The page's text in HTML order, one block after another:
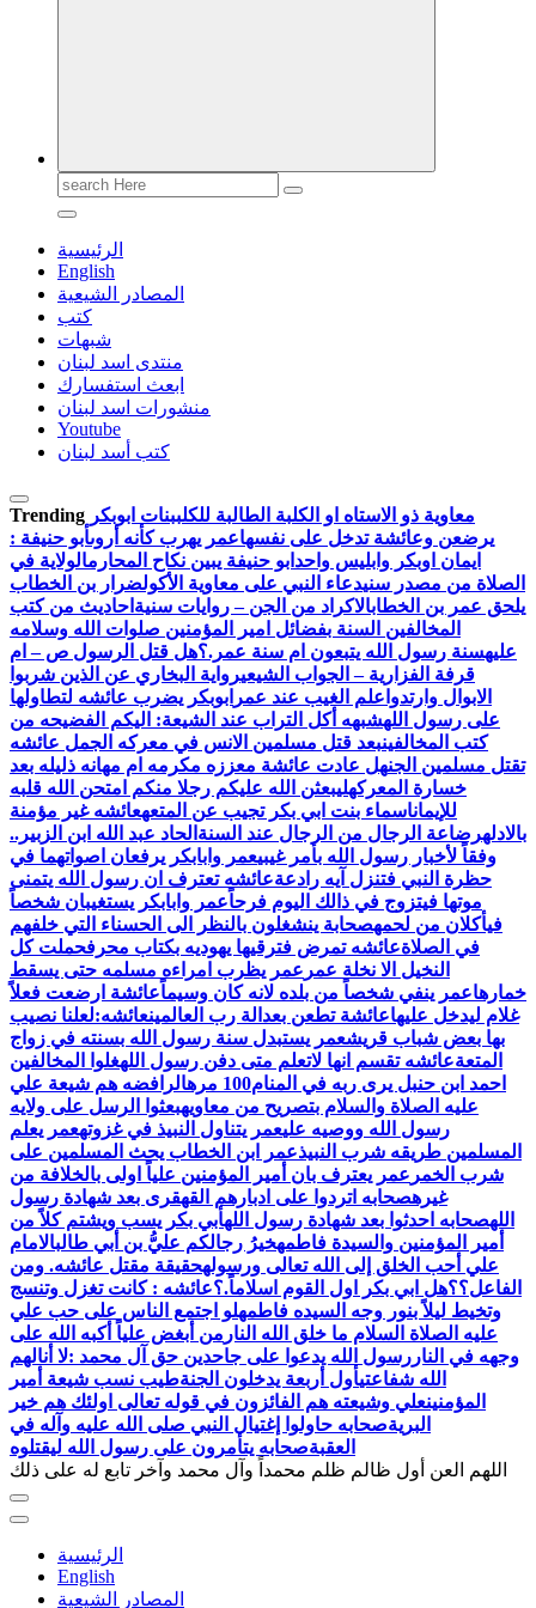
Search
for:
الرئيسية
English
المصادر الشيعية
كتب
شبهات
منتدى اسد لبنان
ابعث استفسارك
منشورات اسد لبنان
Youtube
كتب أسد لبنان
Trending معاوية ذو الاستاه او الكلبة الطالبة للكلببنات ابوبكر
يرضعن وعائشة تدخل على نفسهاعمر يهرب كأنه أروىأبو ‏حنيفة ‏:
‏ايمان ‏اوبكر ‏وابليس ‏واحد ابو حنيفة يبين نكاح المحارمالولاية في
الصلاة من مصدر سنيدعاء النبي على معاوية الأكولضرار بن الخطاب
يلحق عمر بن الخطابالاكراد من الجن – روايات سنية احاديث من كتب
المخالفين السنة بفضائل امير المؤمنين صلوات الله وسلامه
عليهسنة رسول الله يتبعون ام سنة عمر.؟هل قتل الرسول ص – ام
قرفة الفزارية – الجواب الشيعيرواية البخاري عن الذين شربوا
الابوال وارتدوا علم الغيب عند عمر ابوبكر يضرب عائشه لتطاولها
على رسول اللهشبهه أكل التراب عند الشيعة: اليكم الفضيحه من
كتب المخالفينبعد قتل مسلمين الانس في معركه الجمل عائشه
تقتل مسلمين الجنهل عادت عائشة معززه مكرمه ام مهانه ذليله بعد
خسارة المعركهليبعثن الله عليكم رجلا منكم امتحن الله قلبه
للإيماناسماء بنت ابي بكر تجيب عن المتعهعائشه غير مؤمنة
بالادلهرضاعة الرجال من الرجال عند السنة الحاد عبد الله ابن الزبير..
وفقاً لأخبار رسول الله بأمر غيبيعمر وابابكر يرفعان اصواتهما في
حظرة النبي فتنزل آيه رادعةعائشه تعترف ان رسول الله يتمنى
موتها فيتزوج في ذالك اليوم فرحاًعمر وابابكر يستغيبان شخصاً
فيأكلان من لحمهصحابة ينشغلون بالنظر الى الحسناء التي خلفهم
في الصلاةعائشه تمرض فترقيها يهوديه بكتاب محرفحملت كل
النخيل الا نخلة عمر عمر يظرب امراءه مسلمه حتى يسقط
خمارهاعمر ينفي شخصاً من بلده لانه كان وسيماًعائشة ارضعت فعلاً
غلام ليدخل عليهاعائشة تطعن بعدالة رب العالمينعائشه:لعلنا نصيب
بها بعض شباب قريشعمر يستبدل سنة رسول الله بسنته في زواج
المتعةعائشه تقسم انها لاتعلم متى دفن رسول اللهغلوا المخالفين
احمد ابن حنبل يرى ربه في المنام100 مره
الرافضه هم شيعة علي
عليه الصلاة والسلام بتصريح من معاويهبعثوا الرسل على ولايه
رسول الله ووصيه عليعمر يتناول النبيذ في غزوتهعمر يعلم
المسلمين طريقه شرب النبيذعمر ابن الخطاب يحث المسلمين على
شرب الخمر عمر يعترف بان أمير المؤمنين علياً اولى بالخلافة من
غيرهصحابه اتردوا على ادبارهم القهقرى بعد شهادة رسول
اللهصحابه احدثوا بعد شهادة رسول اللهأبي بكر يسب ويشتم كلاً من
أمير المؤمنين والسيدة فاطمهخيرُ رجالكم عليُّ بن أبي طالبالامام
علي أحب الخلق إلى الله تعالى ورسولهحقيقة مقتل عائشه. ومن
الفاعل؟؟هل ابي بكر اول القوم اسلاماً.؟عائشه : كانت تغزل وتنسج
وتخيط ليلاً بنور وجه السيده فاطمهلو اجتمع الناس على حب علي
عليه الصلاة السلام ما خلق الله النار من أبغض علياً أكبه الله على
وجهه في النار رسول الله يدعوا على جاحدين حق آل محمد :لا أنالهم
الله شفاعتيأول أربعة يدخلون الجنةطيب نسب شيعة أمير
المؤمنينعلي وشيعته هم الفائزون في قوله تعالى اولئك هم خير
البريةصحابه حاولوا إغتيال النبي صلى الله عليه وآله في
العقبة
اللهم العن أول ظالم ظلم محمداً وآل محمد وآخر تابع له على ذلك
الرئيسية
English
المصادر الشيعية